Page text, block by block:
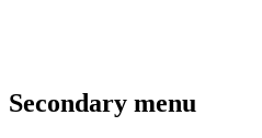
Secondary menu